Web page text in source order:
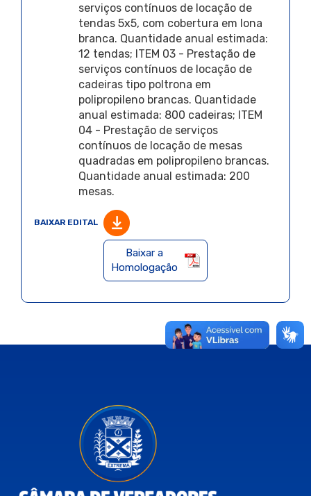
serviços contínuos de locação de
tendas 5x5, com cobertura em lona
branca. Quantidade anual estimada:
12 tendas; ITEM 03 - Prestação de
serviços contínuos de locação de
cadeiras tipo poltrona em
polipropileno brancas. Quantidade
anual estimada: 800 cadeiras; ITEM
04 - Prestação de serviços
contínuos de locação de mesas
quadradas em polipropileno brancas.
Quantidade anual estimada: 200
mesas.
BAIXAR EDITAL
Baixar a
Homologação